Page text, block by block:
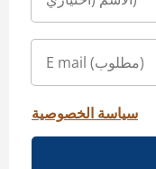
سياسة الخصوصية